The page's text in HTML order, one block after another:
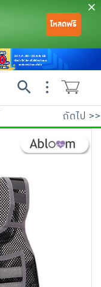
โหลดฟรี
ถัดไป >>